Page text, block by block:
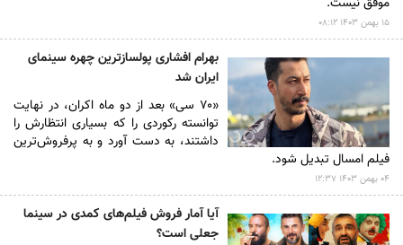
۱۵ بهمن ۱۴۰۳ ۰۸:۱۲
بهرام افشاری پولسازترین چهره سینمای
ایران شد
«۷۰ سی» بعد از دو ماه اکران، در نهایت
توانسته رکوردی را که بسیاری انتظارش را
داشتند، به دست آورد و به پرفروش‌ترین
فیلم امسال تبدیل شود.
۰۴ بهمن ۱۴۰۳ ۱۲:۳۷
آیا آمار فروش فیلم‌های کمدی در سینما
جعلی است؟